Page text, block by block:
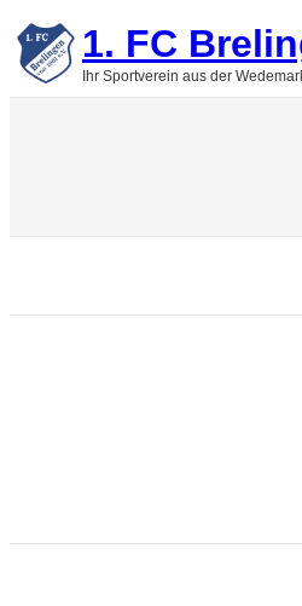
Zum
Inhalt
springen1. FC
Ihr Sportverein aus der